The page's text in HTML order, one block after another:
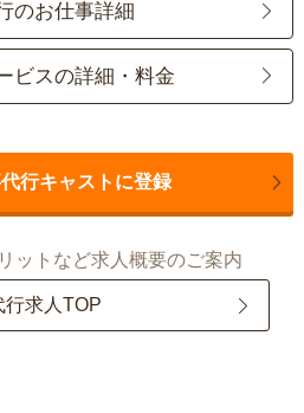
のお仕事詳細
ビスの詳細・料金
行キャストに登録
ットなど求人概要のご案内
行求人TOP